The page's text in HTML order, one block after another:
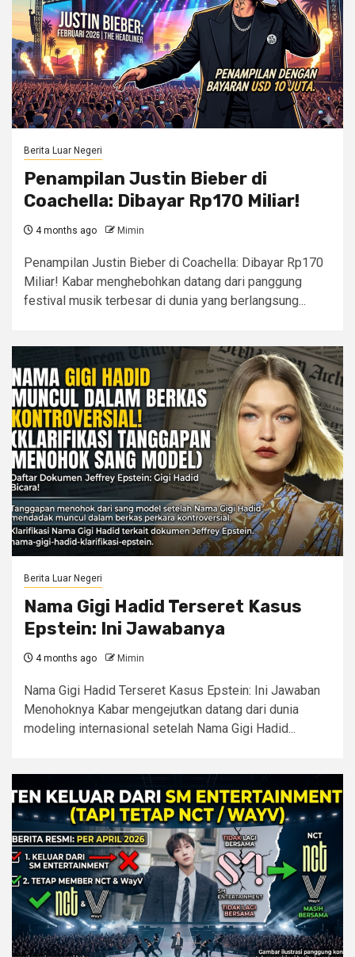
Berita Luar Negeri
Penampilan Justin Bieber di
Coachella: Dibayar Rp170 Miliar!
4 months ago Mimin
Penampilan Justin Bieber di Coachella: Dibayar Rp170
Miliar! Kabar menghebohkan datang dari panggung
festival musik terbesar di dunia yang berlangsung...
Berita Luar Negeri
Nama Gigi Hadid Terseret Kasus
Epstein: Ini Jawabanya
4 months ago Mimin
Nama Gigi Hadid Terseret Kasus Epstein: Ini Jawaban
Menohoknya Kabar mengejutkan datang dari dunia
modeling internasional setelah Nama Gigi Hadid...